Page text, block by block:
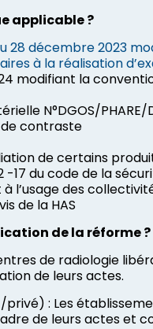
applicable ?
28 décembre 2023
à la réalisation
modifiant la
N°DGOS/
contraste
de certains
-17 du code de la
l’usage des
de la HAS
de la réforme ?
de radiologie
de leurs actes.
privé) : Les
de leurs actes et